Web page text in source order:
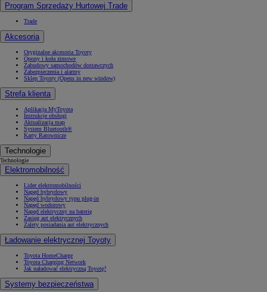
Program Sprzedaży Hurtowej Trade
Trade
Akcesoria
Oryginalne akcesoria Toyoty
Opony i koła zimowe
Zabudowy samochodów dostawczych
Zabezpieczenia i alarmy
Sklep Toyoty (Opens in new window)
Strefa klienta
Aplikacja MyToyota
Instrukcje obsługi
Aktualizacja map
System Bluetooth®
Karty Ratownicze
Technologie
Technologie
Elektromobilność
Lider elektromobilności
Napęd hybrydowy
Napęd hybrydowy typu plug-in
Napęd wodorowy
Napęd elektryczny na baterię
Zasięg aut elektrycznych
Zalety posiadania aut elektrycznych
Ładowanie elektrycznej Toyoty
Toyota HomeCharge
Toyota Charging Network
Jak naładować elektryczną Toyotę?
Systemy bezpieczeństwa